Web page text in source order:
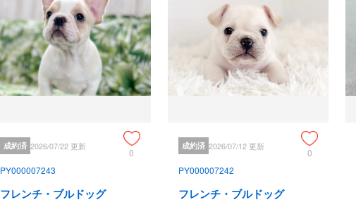
成約済 2026/07/22 更新
0
PY000007243
フレンチ・ブルドッグ
成約済 2026/07/12 更新
0
PY000007242
フレンチ・ブルドッグ